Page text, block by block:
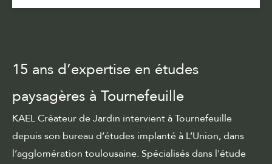
15 ans d’expertise en études
paysagères à Tournefeuille
KAEL Créateur de Jardin intervient à Tournefeuille
depuis son bureau d’études implanté à L’Union, dans
l’agglomération toulousaine. Spécialisés dans l'étude